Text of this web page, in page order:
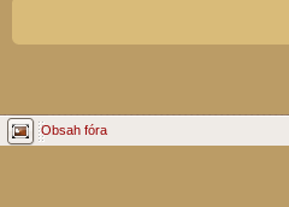
Obsah fóra